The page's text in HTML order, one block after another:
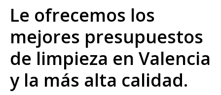
Le ofrecemos los
mejores presupuestos
de limpieza en Valencia
y la más alta calidad.